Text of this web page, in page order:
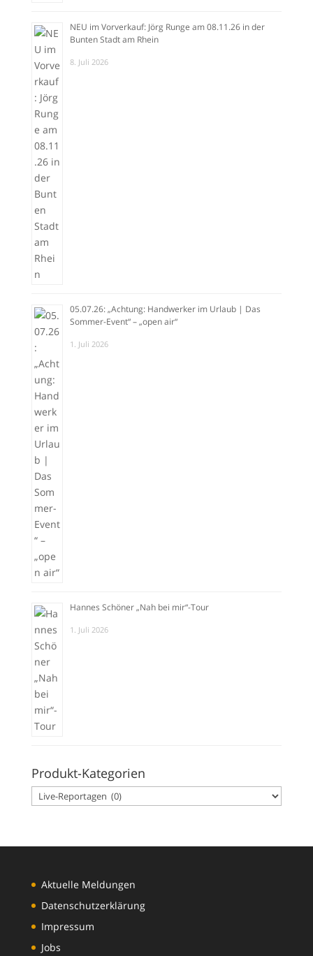
NEU im Vorverkauf: Jörg Runge am 08.11.26 in der
Bunten Stadt am Rhein
8. Juli 2026
05.07.26: „Achtung: Handwerker im Urlaub | Das
Sommer-Event“ – „open air“
1. Juli 2026
Hannes Schöner „Nah bei mir“-Tour
1. Juli 2026
Produkt-Kategorien
Aktuelle Meldungen
Datenschutzerklärung
Impressum
Jobs